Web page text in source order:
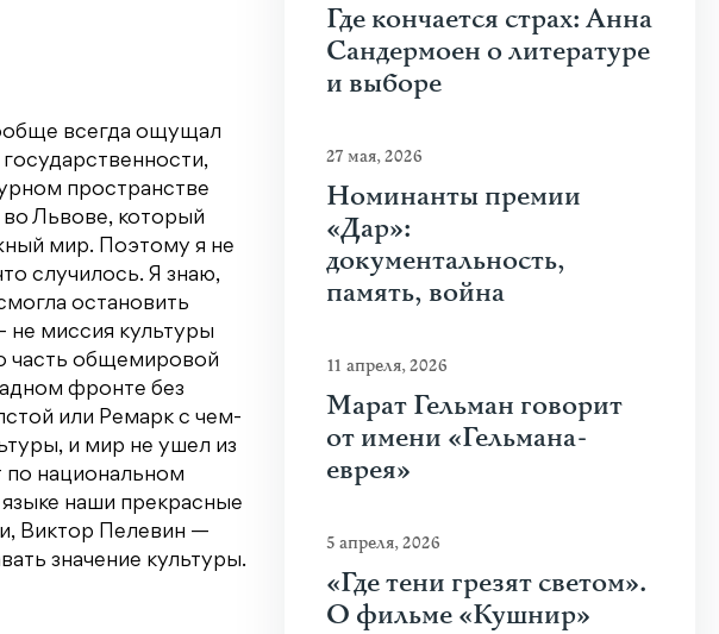
всегда ощущал
пространстве
Львове, который
мир. Поэтому я не
случилось. Я знаю,
остановить
не миссия культуры
часть общемировой
фронте без
или Ремарк с чем-
и мир не ушел из
по национальном
наши прекрасные
Виктор Пелевин —
значение культуры.
Где кончается страх: Анна
Сандермоен о литературе
и выборе
27 мая, 2026
Номинанты премии
«Дар»:
документальность,
память, война
11 апреля, 2026
Марат Гельман говорит
от имени «Гельмана-
еврея»
5 апреля, 2026
«Где тени грезят светом».
О фильме «Кушнир»